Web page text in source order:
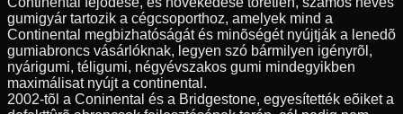
gumigyár tartozik a cégcsoporthoz, amelyek mind a
Continental megbizhatóságát és minõségét nyújtják a lenedõ
gumiabroncs vásárlóknak, legyen szó bármilyen igényrõl,
nyárigumi, téligumi, négyévszakos gumi mindegyikben
maximálisat nyújt a continental.
2002-tõl a Coninental és a Bridgestone, egyesítették eõiket a